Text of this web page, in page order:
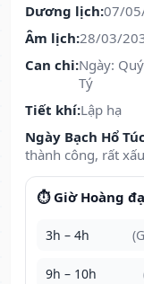
Dương lịch:07/
Âm lịch:28/03/
Can chi:Ngày:
Tý
Tiết khí:Lập hạ
Ngày Bạch Hổ
thành công, rất
⏱️ Giờ Hoàng
3h – 4h
9h – 10h